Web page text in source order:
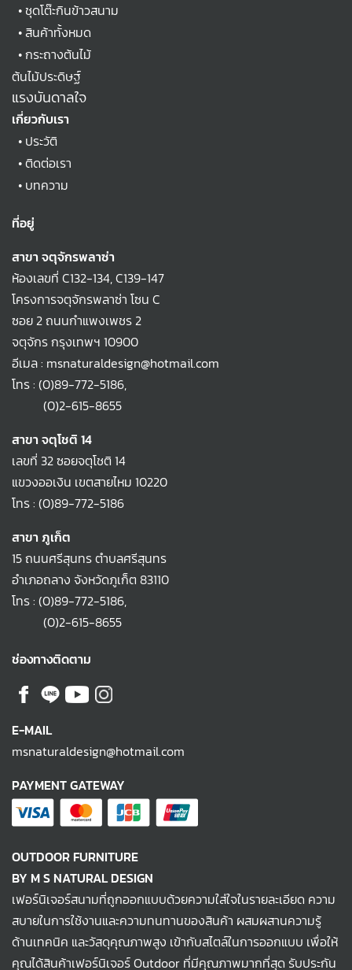
•ชุดโต๊ะกินข้าวสนาม
•สินค้าทั้งหมด
•กระถางต้นไม้
ต้นไม้ประดิษฐ์
แรงบันดาลใจ
เกี่ยวกับเรา
• ประวัติ
•ติดต่อเรา
• บทความ
ที่อยู่
สาขา จตุจักรพลาซ่า
ห้องเลขที่ C132-134, C139-147
โครงการจตุจักรพลาซ่า โซน C
ซอย 2 ถนนกำแพงเพชร 2
จตุจักร กรุงเทพฯ 10900
อีเมล : msnaturaldesign@hotmail.com
โทร : (0)89-772-5186,
(0)2-615-8655
สาขา จตุโชติ 14
เลขที่ 32 ซอยจตุโชติ 14
แขวงออเงิน เขตสายไหม 10220
โทร : (0)89-772-5186
สาขา ภูเก็ต
15 ถนนศรีสุนทร ตำบลศรีสุนทร
อำเภอถลาง จังหวัดภูเก็ต 83110
โทร : (0)89-772-5186,
(0)2-615-8655
ช่องทางติดตาม
E-MAIL
msnaturaldesign@hotmail.com
PAYMENT GATEWAY
OUTDOOR FURNITURE
BY M S NATURAL DESIGN
เฟอร์นิเจอร์สนามที่ถูกออกแบบด้วยความใส่ใจในรายละเอียด ความ
สบายในการใช้งานและความทนทานของสินค้า ผสมผสานความรู้
ด้านเทคนิค และวัสดุคุณภาพสูง เข้ากับสไตล์ในการออกแบบ เพื่อให้
คุณได้สินค้าเฟอร์นิเจอร์ Outdoor ที่มีคุณภาพมากที่สุด รับประกัน